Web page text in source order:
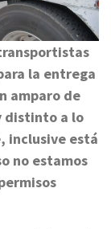
la entrega
amparo de
distinto a lo
inclusive está
no estamos